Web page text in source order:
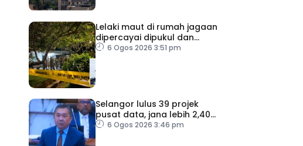
Lelaki maut di rumah jagaan
dipercayai dipukul dan
dipijak – Polis
6 Ogos 2026 3:51 pm
Selangor lulus 39 projek
pusat data, jana lebih 2,400
peluang pekerjaan
6 Ogos 2026 3:46 pm